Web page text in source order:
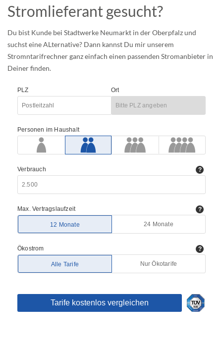
Stromlieferant gesucht?
Du bist Kunde bei Stadtwerke Neumarkt in der Oberpfalz und
suchst eine ALternative? Dann kannst Du mir unserem
Stromntarifrechner ganz einfach einen passenden Stromanbieter in
Deiner finden.